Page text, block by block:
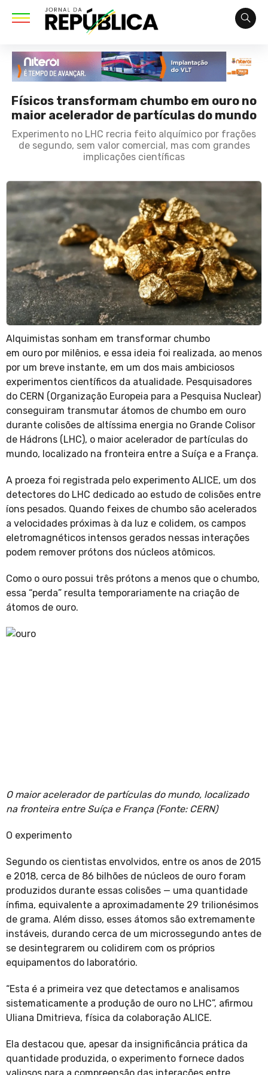
Físicos transformam chumbo em ouro no
maior acelerador de partículas do mundo
Experimento no LHC recria feito alquímico por frações
de segundo, sem valor comercial, mas com grandes
implicações científicas
Alquimistas sonham em transformar chumbo
em ouro por milênios, e essa ideia foi realizada, ao menos
por um breve instante, em um dos mais ambiciosos
experimentos científicos da atualidade. Pesquisadores
do CERN (Organização Europeia para a Pesquisa Nuclear)
conseguiram transmutar átomos de chumbo em ouro
durante colisões de altíssima energia no Grande Colisor
de Hádrons (LHC), o maior acelerador de partículas do
mundo, localizado na fronteira entre a Suíça e a França.
A proeza foi registrada pelo experimento ALICE, um dos
detectores do LHC dedicado ao estudo de colisões entre
íons pesados. Quando feixes de chumbo são acelerados
a velocidades próximas à da luz e colidem, os campos
eletromagnéticos intensos gerados nessas interações
podem remover prótons dos núcleos atômicos.
Como o ouro possui três prótons a menos que o chumbo,
essa “perda” resulta temporariamente na criação de
átomos de ouro.
O maior acelerador de partículas do mundo, localizado
na fronteira entre Suíça e França (Fonte: CERN)
O experimento
Segundo os cientistas envolvidos, entre os anos de 2015
e 2018, cerca de 86 bilhões de núcleos de ouro foram
produzidos durante essas colisões — uma quantidade
ínfima, equivalente a aproximadamente 29 trilionésimos
de grama. Além disso, esses átomos são extremamente
instáveis, durando cerca de um microssegundo antes de
se desintegrarem ou colidirem com os próprios
equipamentos do laboratório.
“Esta é a primeira vez que detectamos e analisamos
sistematicamente a produção de ouro no LHC”, afirmou
Uliana Dmitrieva, física da colaboração ALICE.
Ela destacou que, apesar da insignificância prática da
quantidade produzida, o experimento fornece dados